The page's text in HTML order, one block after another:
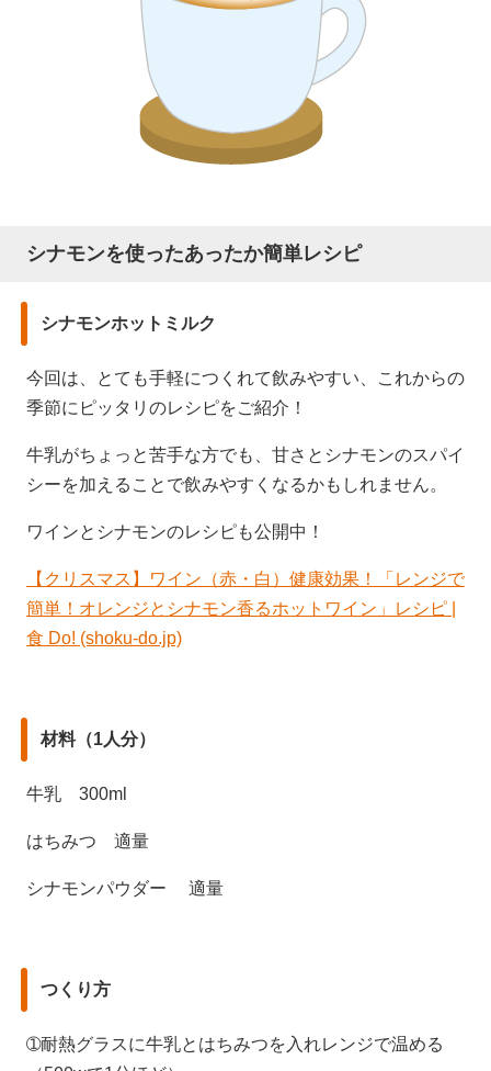
シナモンを使ったあったか簡単レシピ
シナモンホットミルク
今回は、とても手軽につくれて飲みやすい、これからの
季節にピッタリのレシピをご紹介！
牛乳がちょっと苦手な方でも、甘さとシナモンのスパイ
シーを加えることで飲みやすくなるかもしれません。
ワインとシナモンのレシピも公開中！
【クリスマス】ワイン（赤・白）健康効果！「レンジで
簡単！オレンジとシナモン香るホットワイン」レシピ |
食 Do! (shoku-do.jp)
材料（1人分）
牛乳 300ml
はちみつ 適量
シナモンパウダー 適量
つくり方
➀耐熱グラスに牛乳とはちみつを入れレンジで温める